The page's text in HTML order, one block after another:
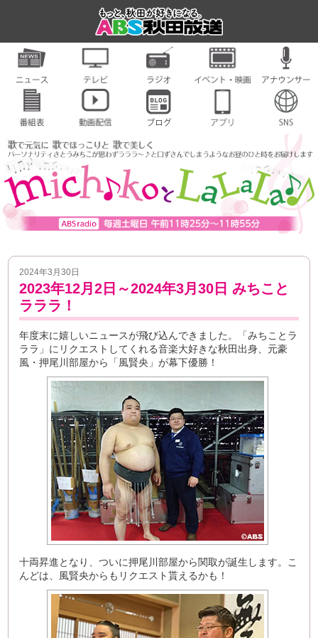
2024年3月30日
2023年12月2日～2024年3月30日 みちこと
ラララ！
年度末に嬉しいニュースが飛び込んできました。「みちことラ
ララ」にリクエストしてくれる音楽大好きな秋田出身、元豪
風・押尾川部屋から「風賢央」が幕下優勝！
十両昇進となり、ついに押尾川部屋から関取が誕生します。こ
んどは、風賢央からもリクエスト貰えるかも！